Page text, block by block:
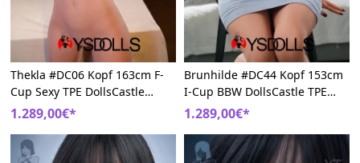
Thekla #DC06 Kopf 163cm F-
Cup Sexy TPE DollsCastle
Charme Liebespuppe
1.289,00€*
Brunhilde #DC44 Kopf 153cm
I-Cup BBW DollsCastle TPE
Große Brüste Sexpuppem
1.289,00€*